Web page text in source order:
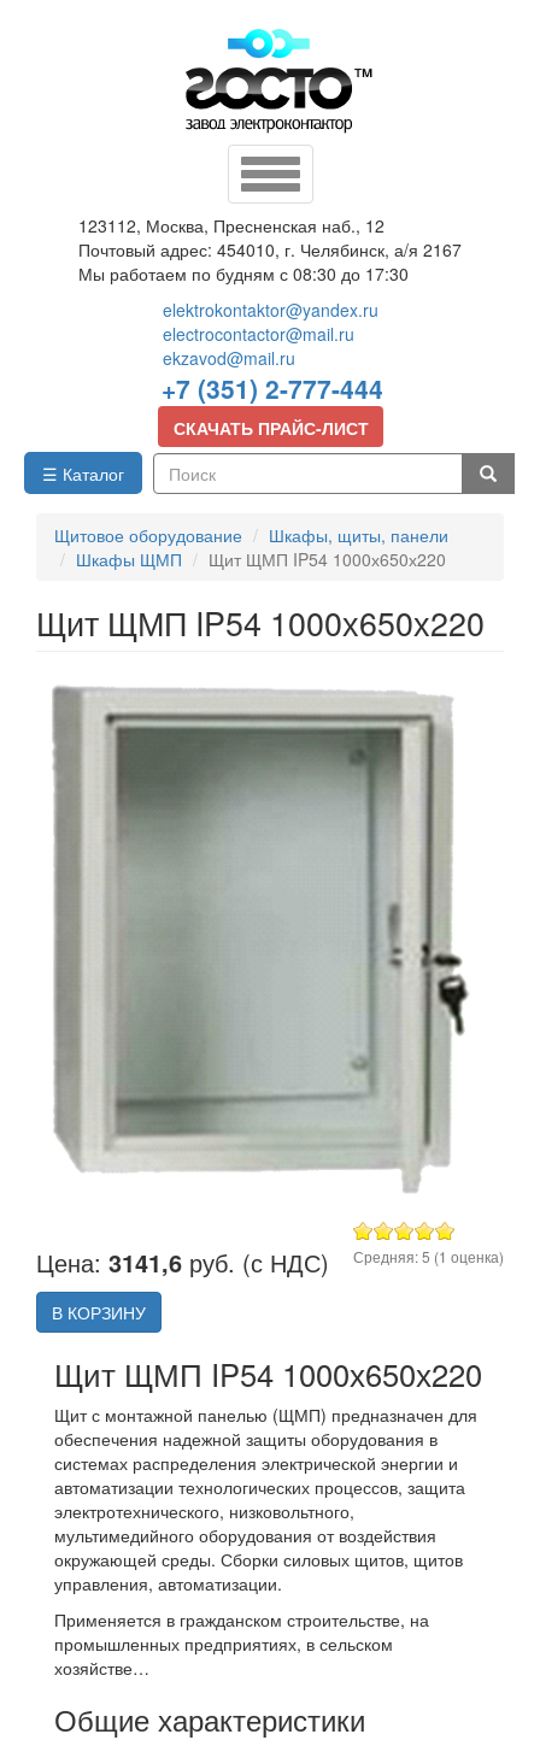
Toggle
navigation
123112, Москва, Пресненская наб., 12
Почтовый адрес: 454010, г. Челябинск, а/я 2167
Мы работаем по будням с 08:30 до 17:30
elektrokontaktor@yandex.ru
electrocontactor@mail.ru
ekzavod@mail.ru
+7 (351) 2-777-444
СКАЧАТЬ ПРАЙС-ЛИСТ
☰ Каталог
Щитовое оборудование
Шкафы, щиты, панели
Шкафы ЩМП
Щит ЩМП IP54 1000х650х220
Щит ЩМП IP54 1000х650х220
Цена: 3141,6 руб. (с НДС)
В КОРЗИНУ
Средняя:5 (1 оценка)
Щит ЩМП IP54 1000х650х220
Щит с монтажной панелью (ЩМП) предназначен для
обеспечения надежной защиты оборудования в
системах распределения электрической энергии и
автоматизации технологических процессов, защита
электротехнического, низковольтного,
мультимедийного оборудования от воздействия
окружающей среды. Сборки силовых щитов, щитов
управления, автоматизации.
Применяется в гражданском строительстве, на
промышленных предприятиях, в сельском
хозяйстве…
Общие характеристики